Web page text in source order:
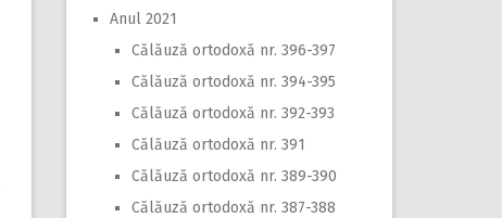
Anul 2021
Călăuză ortodoxă nr. 396-397
Călăuză ortodoxă nr. 394-395
Călăuză ortodoxă nr. 392-393
Călăuză ortodoxă nr. 391
Călăuză ortodoxă nr. 389-390
Călăuză ortodoxă nr. 387-388